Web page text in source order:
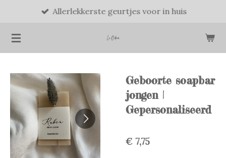
naar
de
Allerlekkerste geurtjes voor in huis
Geboorte soapbar
jongen |
Gepersonaliseerd
€ 7,75